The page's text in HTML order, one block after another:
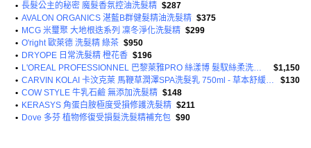
• 長髮公主的秘密 魔髮香氛控油洗髮精 $287
• AVALON ORGANICS 湛藍B群健髮精油洗髮精 $375
• MCG 米璽聚 大地根迭系列 凜冬淨化洗髮精 $299
• O'right 歐萊德 洗髮精 綠茶 $950
• DRYOPE 日常洗髮精 橙花香 $196
•
L'OREAL PROFESSIONNEL 巴黎萊雅PRO 絲漾博 髮馭絲柔洗髮精
$1,150
•
CARVIN KOLAI 卡汶克萊 馬鞭草潤澤SPA洗髮乳 750ml - 草本舒緩 清爽柔亮
$130
• COW STYLE 牛乳石鹼 無添加洗髮精 $148
• KERASYS 角蛋白胺極度受損修護洗髮精 $211
• Dove 多芬 植物修復受損髮洗髮精補充包 $90